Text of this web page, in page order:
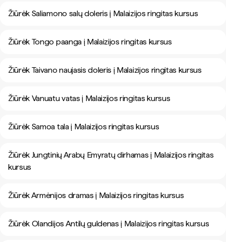
Žiūrėk Saliamono salų doleris į Malaizijos ringitas kursus
Žiūrėk Tongo paanga į Malaizijos ringitas kursus
Žiūrėk Taivano naujasis doleris į Malaizijos ringitas kursus
Žiūrėk Vanuatu vatas į Malaizijos ringitas kursus
Žiūrėk Samoa tala į Malaizijos ringitas kursus
Žiūrėk Jungtinių Arabų Emyratų dirhamas į Malaizijos ringitas
kursus
Žiūrėk Armėnijos dramas į Malaizijos ringitas kursus
Žiūrėk Olandijos Antilų guldenas į Malaizijos ringitas kursus